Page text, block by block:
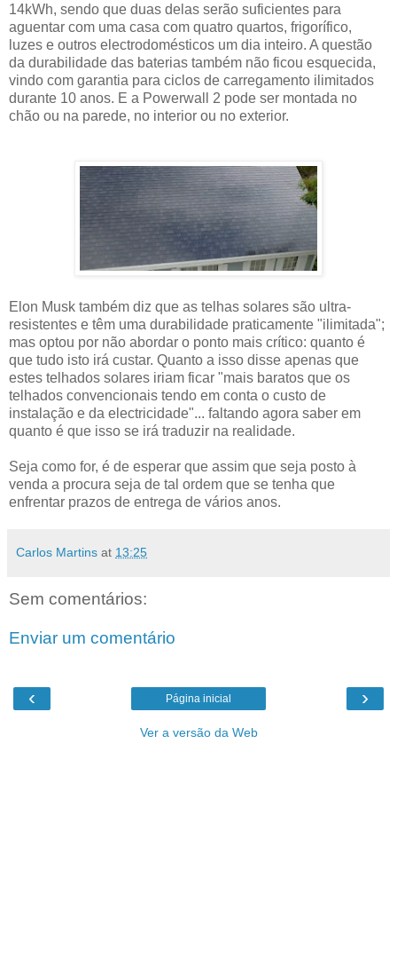
14kWh, sendo que duas delas serão suficientes para
aguentar com uma casa com quatro quartos, frigorífico,
luzes e outros electrodomésticos um dia inteiro. A questão
da durabilidade das baterias também não ficou esquecida,
vindo com garantia para ciclos de carregamento ilimitados
durante 10 anos. E a Powerwall 2 pode ser montada no
chão ou na parede, no interior ou no exterior.
Elon Musk também diz que as telhas solares são ultra-
resistentes e têm uma durabilidade praticamente "ilimitada";
mas optou por não abordar o ponto mais crítico: quanto é
que tudo isto irá custar. Quanto a isso disse apenas que
estes telhados solares iriam ficar "mais baratos que os
telhados convencionais tendo em conta o custo de
instalação e da electricidade"... faltando agora saber em
quanto é que isso se irá traduzir na realidade.
Seja como for, é de esperar que assim que seja posto à
venda a procura seja de tal ordem que se tenha que
enfrentar prazos de entrega de vários anos.
Carlos Martins at 13:25
Sem comentários:
Enviar um comentário
‹ ›
Página inicial
Ver a versão da Web